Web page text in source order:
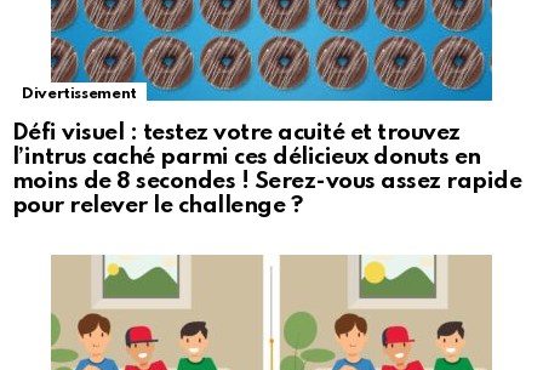
Divertissement
Défi visuel : testez votre acuité et trouvez
l’intrus caché parmi ces délicieux donuts en
moins de 8 secondes ! Serez-vous assez rapide
pour relever le challenge ?